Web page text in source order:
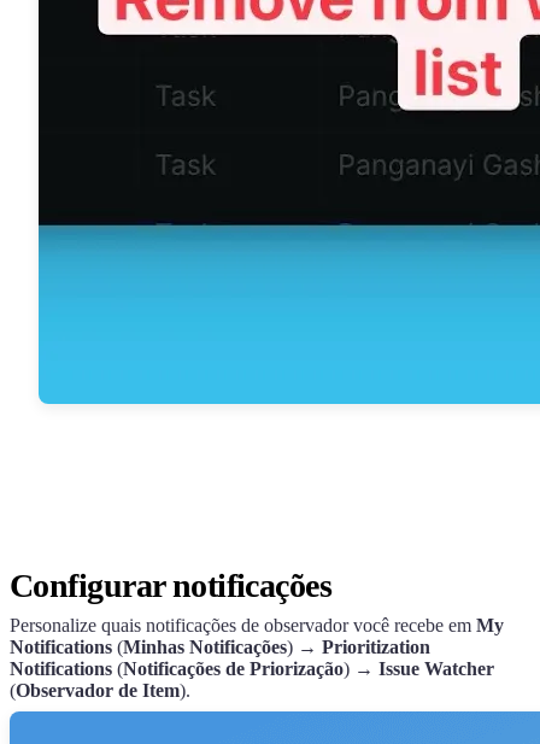
Configurar notificações
Personalize quais notificações de observador você recebe em My
Notifications (Minhas Notificações) → Prioritization
Notifications (Notificações de Priorização) → Issue Watcher
(Observador de Item).